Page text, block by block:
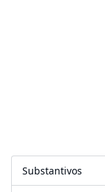
Substantivos